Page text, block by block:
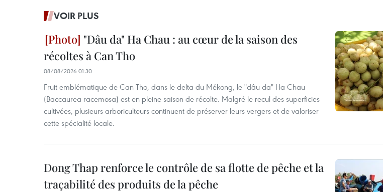
VOIR PLUS
"Dâu da" Ha Chau : au cœur de la saison des
récoltes à Can Tho
08/08/2026 01:30
Fruit emblématique de Can Tho, dans le delta du Mékong, le "dâu da" Ha Chau
(Baccaurea racemosa) est en pleine saison de récolte. Malgré le recul des superficies
cultivées, plusieurs arboriculteurs continuent de préserver leurs vergers et de valoriser
cette spécialité locale.
Dong Thap renforce le contrôle de sa flotte de pêche et la
traçabilité des produits de la pêche